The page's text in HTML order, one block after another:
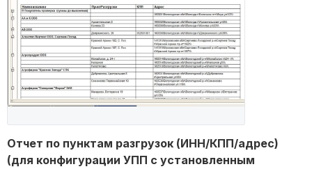
Отчет по пунктам разгрузок (ИНН/КПП/адрес)
(для конфигурации УПП с установленным